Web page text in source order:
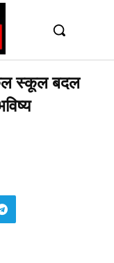
स्कूल बदल